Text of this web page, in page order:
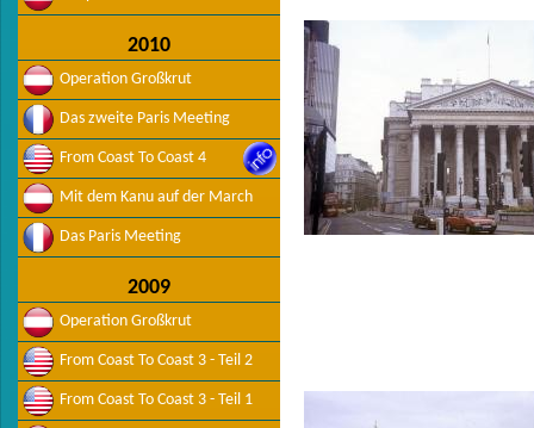
2010
Operation Großkrut
Das zweite Paris Meeting
From Coast To Coast 4
Mit dem Kanu auf der March
Das Paris Meeting
2009
Operation Großkrut
From Coast To Coast 3 - Teil 2
From Coast To Coast 3 - Teil 1